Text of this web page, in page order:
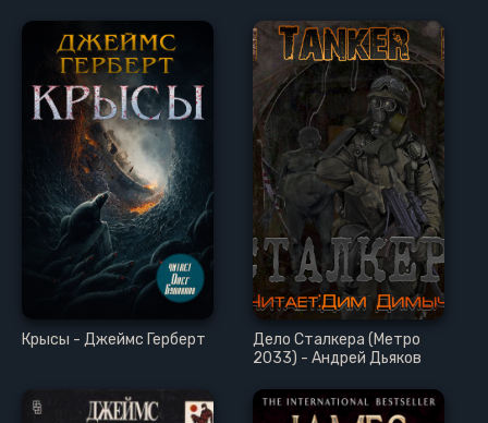
19
20
21
23
24
25
26
28
Крысы - Джеймс Герберт
Дело Сталкера (Метро
2033) - Андрей Дьяков